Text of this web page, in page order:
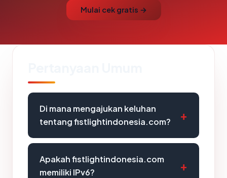
Mulai cek gratis →
Di mana mengajukan keluhan
tentang fistlightindonesia.com?
Apakah fistlightindonesia.com
memiliki IPv6?